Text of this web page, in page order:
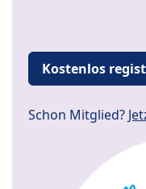
Kostenlos
Schon Mitglied?